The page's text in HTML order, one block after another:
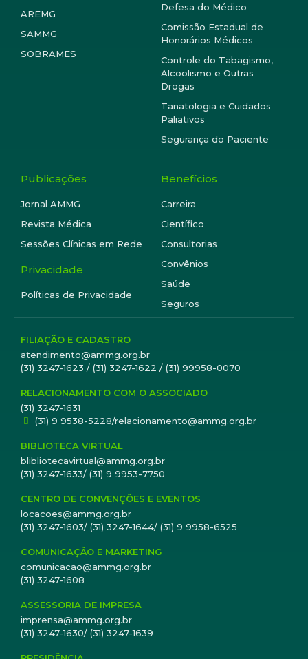
AREMG
SAMMG
SOBRAMES
Defesa do Médico
Comissão Estadual de
Honorários Médicos
Controle do Tabagismo,
Alcoolismo e Outras
Drogas
Tanatologia e Cuidados
Paliativos
Segurança do Paciente
Publicações
Jornal AMMG
Revista Médica
Sessões Clínicas em Rede
Privacidade
Políticas de Privacidade
Benefícios
Carreira
Científico
Consultorias
Convênios
Saúde
Seguros
FILIAÇÃO E CADASTRO
atendimento@ammg.org.br
(31) 3247-1623 / (31) 3247-1622 / (31) 99958-0070
RELACIONAMENTO COM O ASSOCIADO
(31) 3247-1631
(31) 9 9538-5228/relacionamento@ammg.org.br
BIBLIOTECA VIRTUAL
blibliotecavirtual@ammg.org.br
(31) 3247-1633/ (31) 9 9953-7750
CENTRO DE CONVENÇÕES E EVENTOS
locacoes@ammg.org.br
(31) 3247-1603/ (31) 3247-1644/ (31) 9 9958-6525
COMUNICAÇÃO E MARKETING
comunicacao@ammg.org.br
(31) 3247-1608
ASSESSORIA DE IMPRESA
imprensa@ammg.org.br
(31) 3247-1630/ (31) 3247-1639